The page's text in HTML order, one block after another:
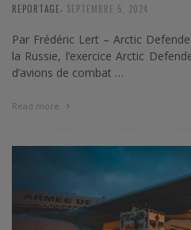
REPORTAGE SEPTEMBRE 5, 2024
Par Frédéric Lert – Arctic
la Russie, l’exercice Arctic
d’avions de combat …
Read more